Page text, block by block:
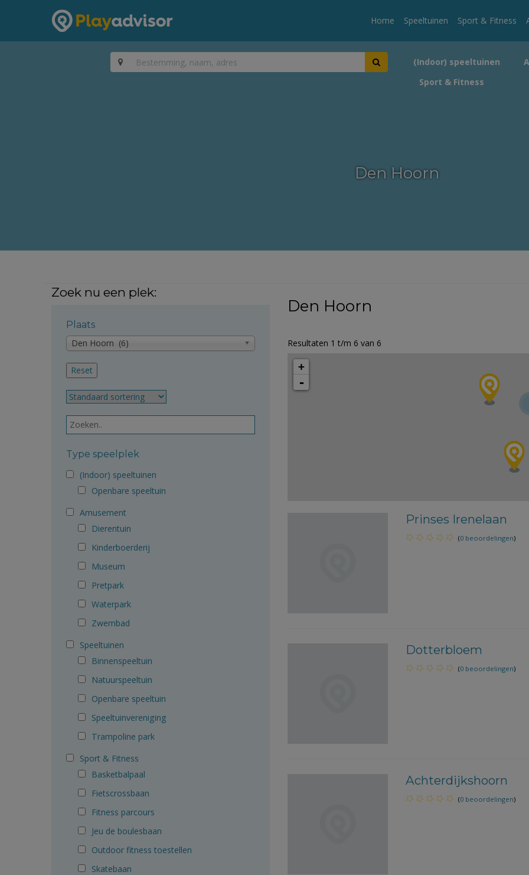
Home Speeltuinen Sport & Fitness
(Indoor) speeltuinen
Sport & Fitness
Den Hoorn
Zoek nu een plek:
Plaats
Den Hoorn (6)
Type speelplek
(Indoor) speeltuinen
Openbare speeltuin
Amusement
Dierentuin
Kinderboerderij
Museum
Pretpark
Waterpark
Zwembad
Speeltuinen
Binnenspeeltuin
Natuurspeeltuin
Openbare speeltuin
Speeltuinvereniging
Trampoline park
Sport & Fitness
Basketbalpaal
Fietscrossbaan
Fitness parcours
Jeu de boulesbaan
Outdoor fitness toestellen
Skatebaan
Den Hoorn
Resultaten 1 t/m 6 van 6
+
-
Prinses Irenelaan
(0 beoordelingen)
Dotterbloem
(0 beoordelingen)
Achterdijkshoorn
(0 beoordelingen)